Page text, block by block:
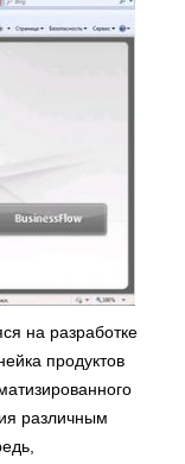
на разработке
продуктов
различным